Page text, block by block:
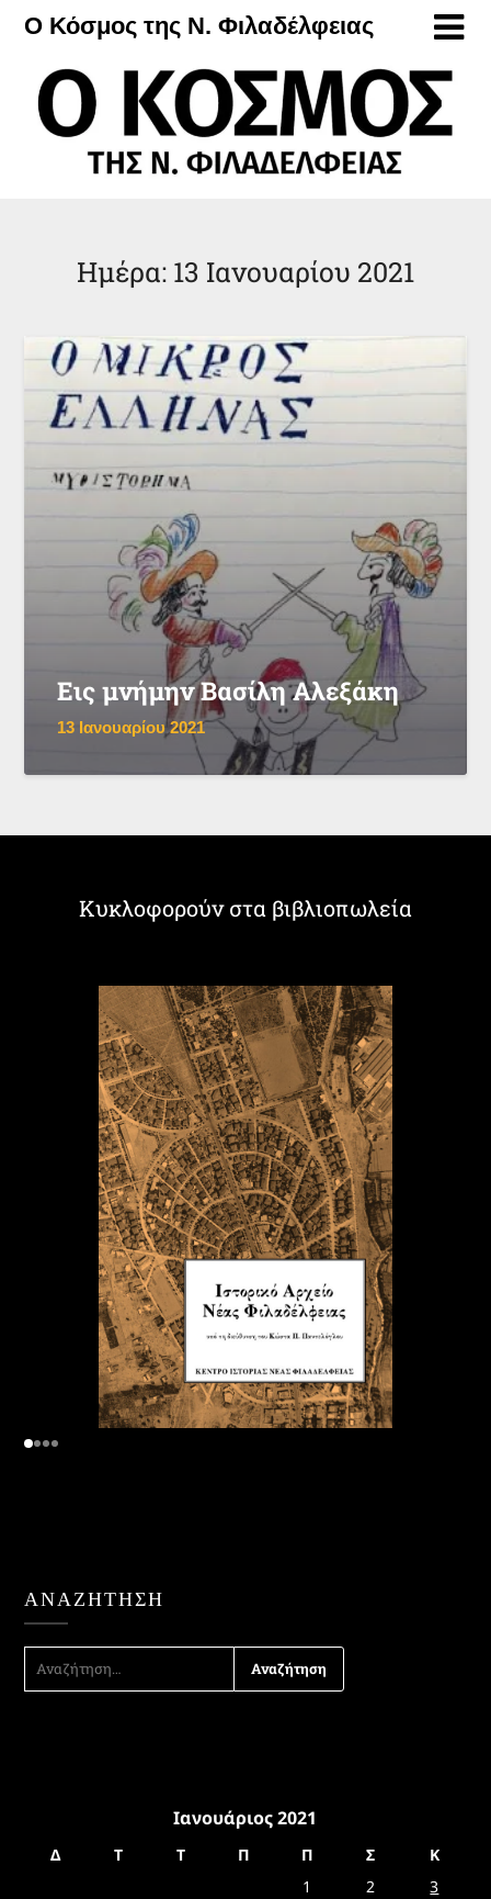
Μετάβαση
περιεχόμενο
Ο Κόσμος της Ν. Φιλαδέλφειας
Ημέρα: 13 Ιανουαρίου 2021
Εις μνήμην Βασίλη Αλεξάκη
13 Ιανουαρίου 2021
Κυκλοφορούν στα βιβλιοπωλεία
ΑΝΑΖΉΤΗΣΗ
ΑΝΑΖΉΤΗΣΗ
ΓΙΑ:
Ιανουάριος 2021
Δ Τ Τ Π Π Σ
Κ
1
2
3